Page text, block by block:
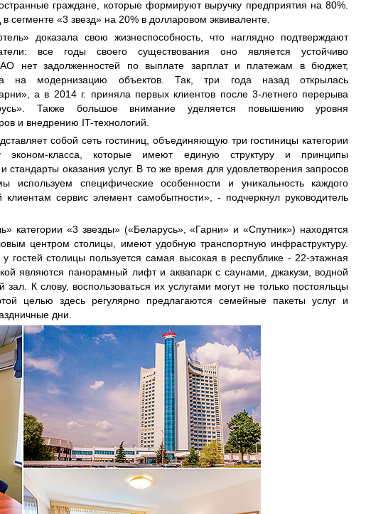
граждане, которые формируют выручку предприятия на 80%.
сегменте «3 звезд» на 20% в долларовом эквиваленте.
доказала свою жизнеспособность, что наглядно подтверждают
все годы своего существования оно является устойчиво
нет задолженностей по выплате зарплат и платежам в бюджет,
на модернизацию объектов. Так, три года назад открылась
а в 2014 г. приняла первых клиентов после 3-летнего перерыва
Также большое внимание уделяется повышению уровня
и внедрению IT-технологий.
собой сеть гостиниц, объединяющую три гостиницы категории
класса, которые имеют единую структуру и принципы
оказания услуг. В то же время для удовлетворения запросов
используем специфические особенности и уникальность каждого
сервис элемент самобытности», - подчеркнул руководитель
категории «3 звезды» («Беларусь», «Гарни» и «Спутник») находятся
центром столицы, имеют удобную транспортную инфраструктуру.
гостей столицы пользуется самая высокая в республике - 22-этажная
являются панорамный лифт и аквапарк с саунами, джакузи, водной
К слову, воспользоваться их услугами могут не только постояльцы
целью здесь регулярно предлагаются семейные пакеты услуг и
дни.